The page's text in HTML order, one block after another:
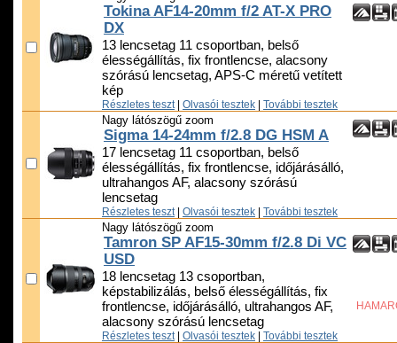
Tokina AF14-20mm f/2 AT-X PRO
DX
13 lencsetag 11 csoportban, belső
élességállítás, fix frontlencse, alacsony
szórású lencsetag, APS-C méretű vetített
kép
Részletes teszt Olvasói tesztek További tesztek
Nagy látószögű zoom
Sigma 14-24mm f/2.8 DG HSM A
17 lencsetag 11 csoportban, belső
élességállítás, fix frontlencse, időjárásálló,
ultrahangos AF, alacsony szórású
lencsetag
Részletes teszt Olvasói tesztek További tesztek
Nagy látószögű zoom
Tamron SP AF15-30mm f/2.8 Di VC
USD
18 lencsetag 13 csoportban,
képstabilizálás, belső élességállítás, fix
frontlencse, időjárásálló, ultrahangos AF,
alacsony szórású lencsetag
Részletes teszt Olvasói tesztek További tesztek